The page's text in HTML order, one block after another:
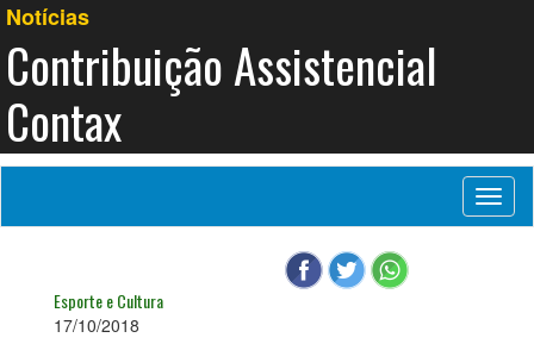
Notícias
Contribuição Assistencial
Contax
Esporte e Cultura
17/10/2018